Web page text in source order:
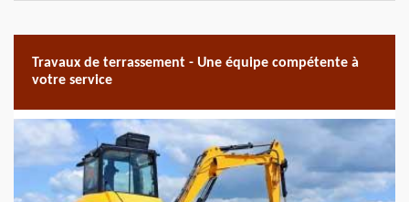
Travaux de terrassement - Une équipe compétente à
votre service